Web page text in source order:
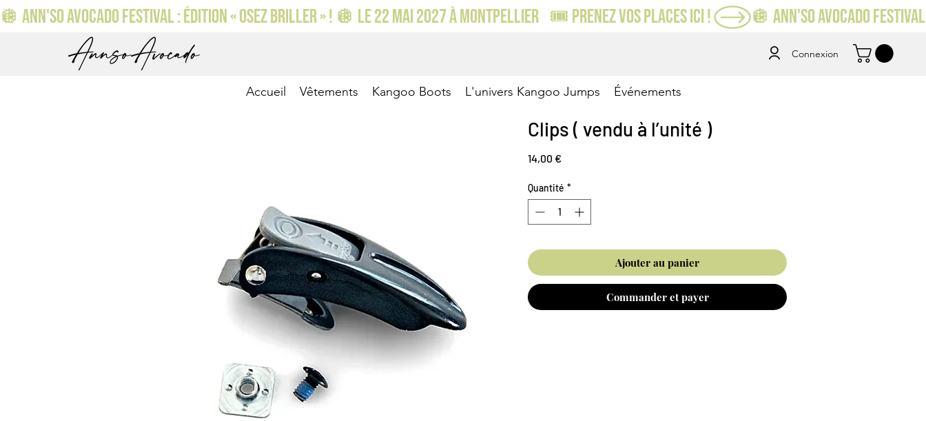
🪩 ANN'SO AVOCADO FESTIVAL : ÉDITION « OSEZ BRILLER » ! 🪩 LE 22 MAI 2027 À MONTPELLIER    🎟️ PRENEZ VOS PLACES ICI !
Connexion
Accueil Vêtements Kangoo Boots L'univers Kangoo Jumps Événements
Clips ( vendu à l’unité )
14,00 €Prix
Quantité *
Ajouter au panier
Commander et payer